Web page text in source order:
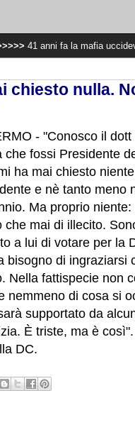
fa la mafia uccideva il
chiesto nulla.
- "Conosco il
che fossi Presidente
ha mai chiesto
e nè tanto meno
Ma proprio
che mai di illecito.
a lui di votare per la
bisogno di ingraziarsi
Nella fattispecie non
nemmeno di cosa si
supportato da
È triste, ma è così".
DC.